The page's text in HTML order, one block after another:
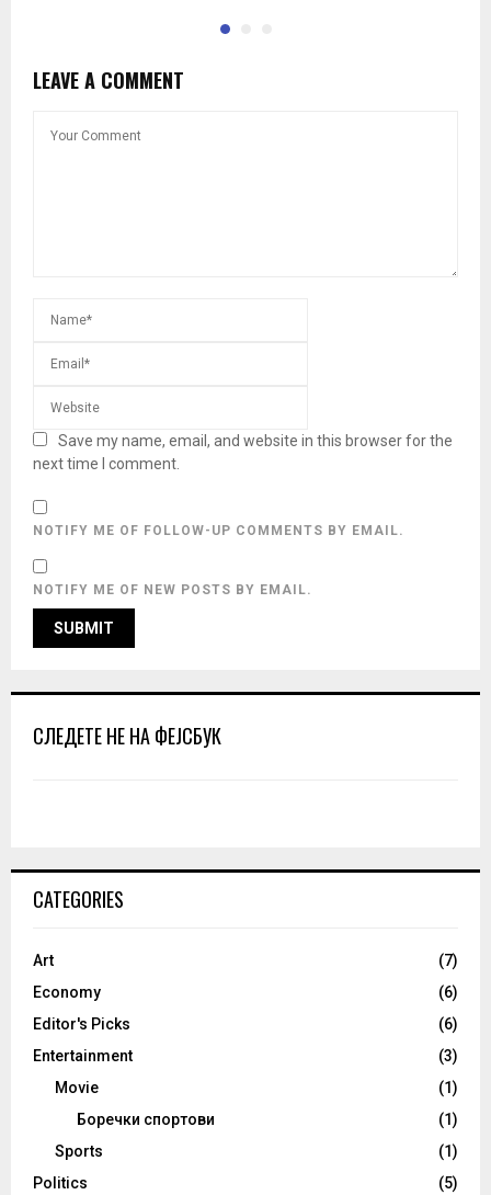
LEAVE A COMMENT
Save my name, email, and website in this browser for the
next time I comment.
NOTIFY ME OF FOLLOW-UP COMMENTS BY EMAIL.
NOTIFY ME OF NEW POSTS BY EMAIL.
СЛЕДЕТЕ НЕ НА ФЕЈСБУК
CATEGORIES
Art
(7)
Economy
(6)
Editor's Picks
(6)
Entertainment
(3)
Movie
(1)
Боречки спортови
(1)
Sports
(1)
Politics
(5)